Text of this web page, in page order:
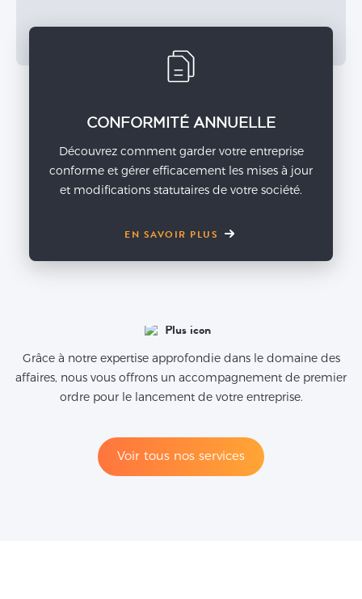
CONFORMITÉ ANNUELLE
Découvrez comment garder votre entreprise
conforme et gérer efficacement les mises à jour
et modifications statutaires de votre société.
EN SAVOIR PLUS
Grâce à notre expertise approfondie dans le domaine des
affaires, nous vous offrons un accompagnement de premier
ordre pour le lancement de votre entreprise.
Voir tous nos services